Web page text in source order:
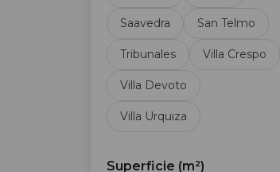
Saavedra San Telmo
Tribunales Villa Crespo
Villa Devoto
Villa Urquiza
Superficie (m²)